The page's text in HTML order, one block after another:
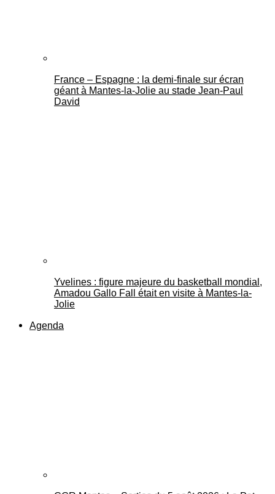
France – Espagne : la demi-finale sur écran
géant à Mantes-la-Jolie au stade Jean-Paul
David
Yvelines : figure majeure du basketball mondial,
Amadou Gallo Fall était en visite à Mantes-la-
Jolie
Agenda